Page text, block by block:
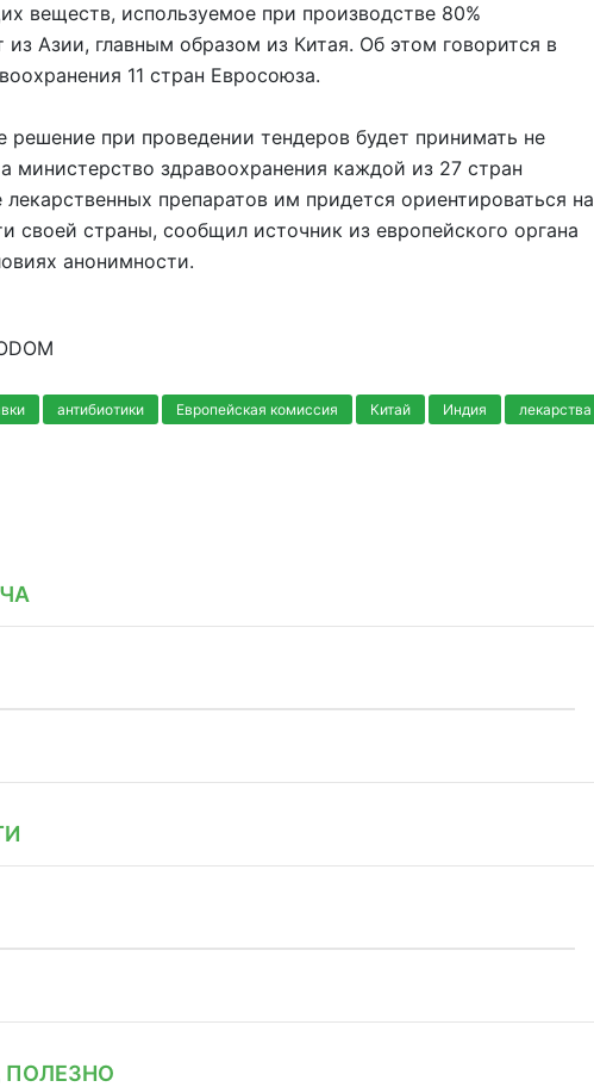
веществ, используемое при производстве 80%
из Азии, главным образом из Китая. Об этом говорится в
11 стран Евросоюза.
решение при проведении тендеров будет принимать не
министерство здравоохранения каждой из 27 стран
препаратов им придется ориентироваться на
своей страны, сообщил источник из европейского органа
анонимности.
антибиотики Европейская комиссия Китай Индия лекарства
ПОЛЕЗНО